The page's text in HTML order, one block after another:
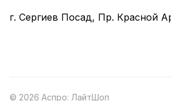
г. Сергиев Посад, Пр. Красной
© 2026 Аспро: ЛайтШоп